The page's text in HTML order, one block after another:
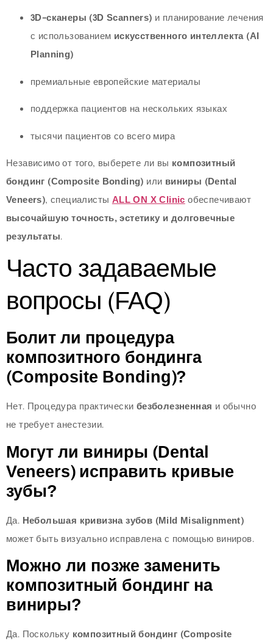
3D-сканеры (3D Scanners) и планирование лечения
с использованием искусственного интеллекта (AI
Planning)
премиальные европейские материалы
поддержка пациентов на нескольких языках
тысячи пациентов со всего мира
Независимо от того, выберете ли вы композитный
бондинг (Composite Bonding) или виниры (Dental
Veneers), специалистыALL ON X Clinicобеспечивают
высочайшую точность, эстетику и долговечные
результаты.
Часто задаваемые
вопросы (FAQ)
Болит ли процедура
композитного бондинга
(Composite Bonding)?
Нет. Процедура практически безболезненная и обычно
не требует анестезии.
Могут ли виниры (Dental
Veneers) исправить кривые
зубы?
Да. Небольшая кривизна зубов (Mild Misalignment)
может быть визуально исправлена с помощью виниров.
Можно ли позже заменить
композитный бондинг на
виниры?
Да. Поскольку композитный бондинг (Composite